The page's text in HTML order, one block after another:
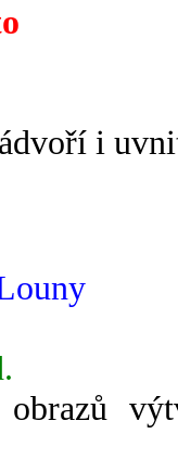
i
obrazů